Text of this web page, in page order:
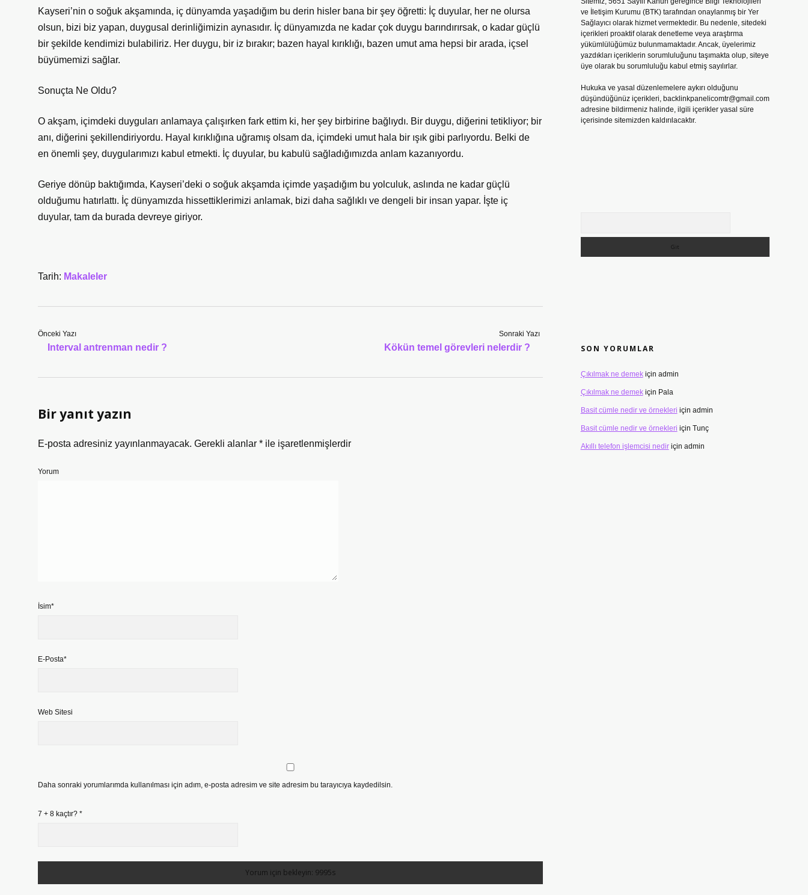
Kayseri’nin o soğuk akşamında, iç dünyamda yaşadığım bu derin hisler bana bir şey öğretti: İç duyular, her ne olursa
olsun, bizi biz yapan, duygusal derinliğimizin aynasıdır. İç dünyamızda ne kadar çok duygu barındırırsak, o kadar güçlü
bir şekilde kendimizi bulabiliriz. Her duygu, bir iz bırakır; bazen hayal kırıklığı, bazen umut ama hepsi bir arada, içsel
büyümemizi sağlar.
Sonuçta Ne Oldu?
O akşam, içimdeki duyguları anlamaya çalışırken fark ettim ki, her şey birbirine bağlıydı. Bir duygu, diğerini tetikliyor; bir
anı, diğerini şekillendiriyordu. Hayal kırıklığına uğramış olsam da, içimdeki umut hala bir ışık gibi parlıyordu. Belki de
en önemli şey, duygularımızı kabul etmekti. İç duyular, bu kabulü sağladığımızda anlam kazanıyordu.
Geriye dönüp baktığımda, Kayseri’deki o soğuk akşamda içimde yaşadığım bu yolculuk, aslında ne kadar güçlü
olduğumu hatırlattı. İç dünyamızda hissettiklerimizi anlamak, bizi daha sağlıklı ve dengeli bir insan yapar. İşte iç
duyular, tam da burada devreye giriyor.
Tarih: Makaleler
Önceki Yazı
Interval antrenman nedir ?
Sonraki Yazı
Kökün temel görevleri nelerdir ?
Bir yanıt yazın
E-posta adresiniz yayınlanmayacak. Gerekli alanlar * ile işaretlenmişlerdir
Yorum
İsim*
E-Posta*
Web Sitesi
Daha sonraki yorumlarımda kullanılması için adım, e-posta adresim ve site adresim bu tarayıcıya kaydedilsin.
7 + 8 kaçtır? *
ve İletişim Kurumu (BTK) tarafından onaylanmış bir Yer
Sağlayıcı olarak hizmet vermektedir. Bu nedenle, sitedeki
içerikleri proaktif olarak denetleme veya araştırma
yükümlülüğümüz bulunmamaktadır. Ancak, üyelerimiz
yazdıkları içeriklerin sorumluluğunu taşımakta olup, siteye
üye olarak bu sorumluluğu kabul etmiş sayılırlar.
Hukuka ve yasal düzenlemelere aykırı olduğunu
düşündüğünüz içerikleri, backlinkpanelicomtr@gmail.com
adresine bildirmeniz halinde, ilgili içerikler yasal süre
içerisinde sitemizden kaldırılacaktır.
SON YORUMLAR
Çıkılmak ne demekiçin admin
Çıkılmak ne demekiçin Pala
Basit cümle nedir ve örnekleri için admin
Basit cümle nedir ve örnekleri için Tunç
Akıllı telefon işlemcisi nediriçin admin